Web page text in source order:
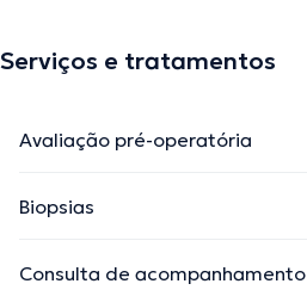
Serviços e tratamentos
Avaliação pré-operatória
Biopsias
Consulta de acompanhamento